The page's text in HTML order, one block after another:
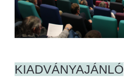
KIADVÁNYAJÁNLÓ